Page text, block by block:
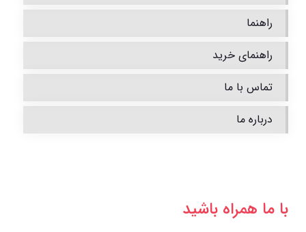
راهنما
راهنمای خرید
تماس با ما
درباره ما
با ما همراه باشید